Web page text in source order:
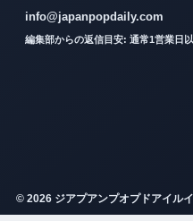
info@japanpopdaily.com
編集部からの返信目安: 通常1営業日以
© 2026 ジアプアンプオプドアイル